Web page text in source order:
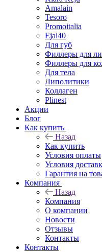
Amalain
Tesoro
Promoitalia
Ejal40
Для губ
Филлеры для
Филлеры для
Для тела
Липолитики
Коллаген
Plinest
Акции
Блог
Как купить
Назад
Как купить
Условия оплаты
Условия
Гарантия на
Компания
Назад
Компания
О компании
Новости
Отзывы
Контакты
Контакты